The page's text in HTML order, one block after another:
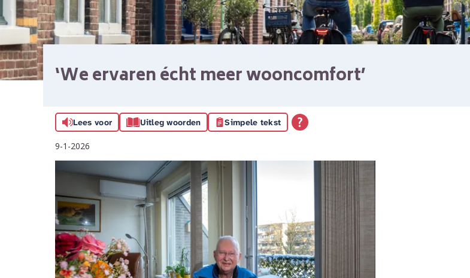
‘We ervaren écht meer wooncomfort’
Lees voor Uitleg woorden Simpele tekst
9-1-2026